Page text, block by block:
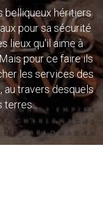
belliqueux héritiers
pour sa sécurité
lieux qu'il aime à
pour ce faire ils
les services des
au travers desquels
terres...